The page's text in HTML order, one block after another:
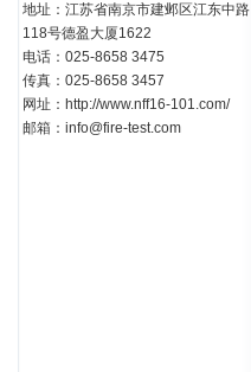
地址：江苏省南京市建邺区江东中路
118号德盈大厦1622
电话：025-8658 3475
传真：025-8658 3457
网址：http://www.nff16-101.com/
邮箱：info@fire-test.com